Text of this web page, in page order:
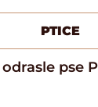
PTICE
pse